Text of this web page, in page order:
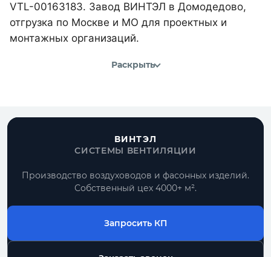
VTL-00163183. Завод ВИНТЭЛ в Домодедово,
отгрузка по Москве и МО для проектных и
монтажных организаций.
Раскрыть
ВИНТЭЛ
СИСТЕМЫ ВЕНТИЛЯЦИИ
Производство воздуховодов и фасонных изделий.
Собственный цех 4000+ м².
Запросить КП